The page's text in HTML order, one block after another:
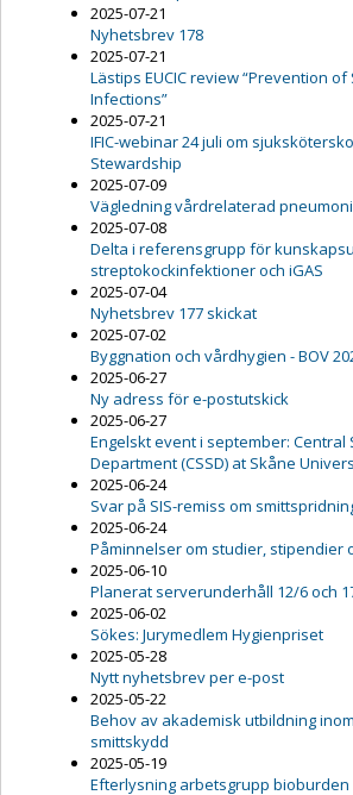
2025-07-21
Nyhetsbrev 178
2025-07-21
Lästips EUCIC review “Prevention of
Infections”
2025-07-21
IFIC-webinar 24 juli om
Stewardship
2025-07-09
Vägledning vårdrelaterad
2025-07-08
Delta i referensgrupp för
streptokockinfektioner och iGAS
2025-07-04
Nyhetsbrev 177 skickat
2025-07-02
Byggnation och vårdhygien - BOV
2025-06-27
Ny adress för e-postutskick
2025-06-27
Engelskt event i september: Central
Department (CSSD) at Skåne
2025-06-24
Svar på SIS-remiss om
2025-06-24
Påminnelser om studier, stipendier
2025-06-10
Planerat serverunderhåll 12/6 och
2025-06-02
Sökes: Jurymedlem Hygienpriset
2025-05-28
Nytt nyhetsbrev per e-post
2025-05-22
Behov av akademisk utbildning
smittskydd
2025-05-19
Efterlysning arbetsgrupp bioburden